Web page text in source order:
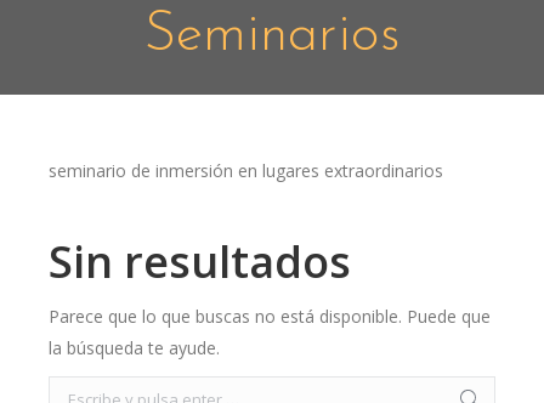
Seminarios
seminario de inmersión en lugares extraordinarios
Sin resultados
Parece que lo que buscas no está disponible. Puede que
la búsqueda te ayude.
Search: